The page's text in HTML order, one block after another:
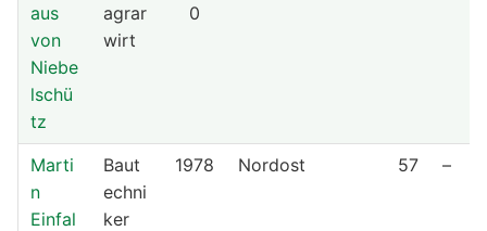
aus
von
Niebe
lschü
tz
agrar
wirt
0
Marti
n
Einfal
Baut
echni
ker
1978 Nordost 57 –